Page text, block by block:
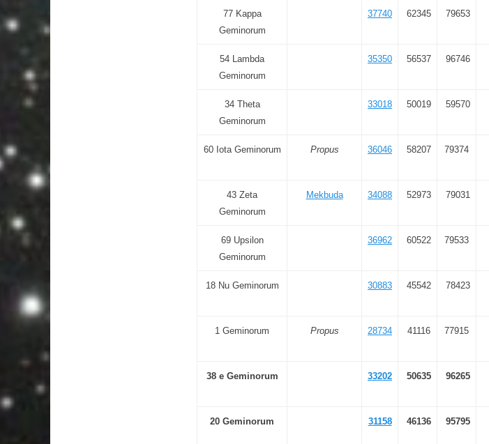
77 Kappa
Geminorum
37740 62345 79653
54 Lambda
Geminorum
35350 56537 96746
34 Theta
Geminorum
33018 50019 59570
60 Iota Geminorum Propus 36046 58207 79374
43 Zeta
Geminorum
Mekbuda 34088 52973 79031
69 Upsilon
Geminorum
36962 60522 79533
18 Nu Geminorum 30883 45542 78423
1 Geminorum Propus 28734 41116 77915
38 e Geminorum 33202 50635 96265
20 Geminorum 31158 46136 95795